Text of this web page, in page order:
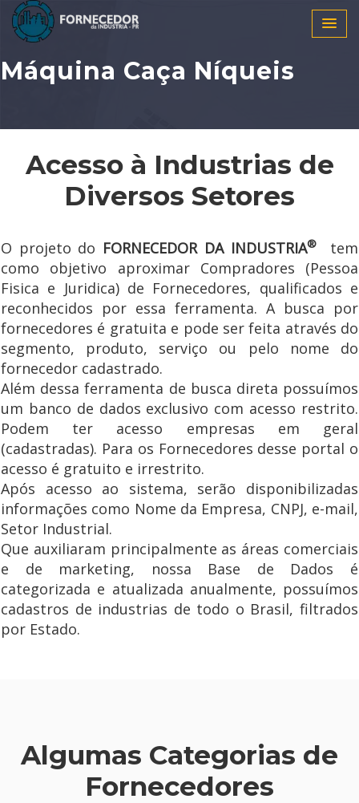
Máquina Caça Níqueis
Acesso à Industrias de
Diversos Setores
O projeto do FORNECEDOR DA INDUSTRIA®tem
como objetivo aproximar Compradores (Pessoa
Fisica e Juridica) de Fornecedores, qualificados e
reconhecidos por essa ferramenta. A busca por
fornecedores é gratuita e pode ser feita através do
segmento, produto, serviço ou pelo nome do
fornecedor cadastrado.
Além dessa ferramenta de busca direta possuímos
um banco de dados exclusivo com acesso restrito.
Podem ter acesso empresas em geral
(cadastradas). Para os Fornecedores desse portal o
acesso é gratuito e irrestrito.
Após acesso ao sistema, serão disponibilizadas
informações como Nome da Empresa, CNPJ, e-mail,
Setor Industrial.
Que auxiliaram principalmente as áreas comerciais
e de marketing, nossa Base de Dados é
categorizada e atualizada anualmente, possuímos
cadastros de industrias de todo o Brasil, filtrados
por Estado.
Algumas Categorias de
Fornecedores